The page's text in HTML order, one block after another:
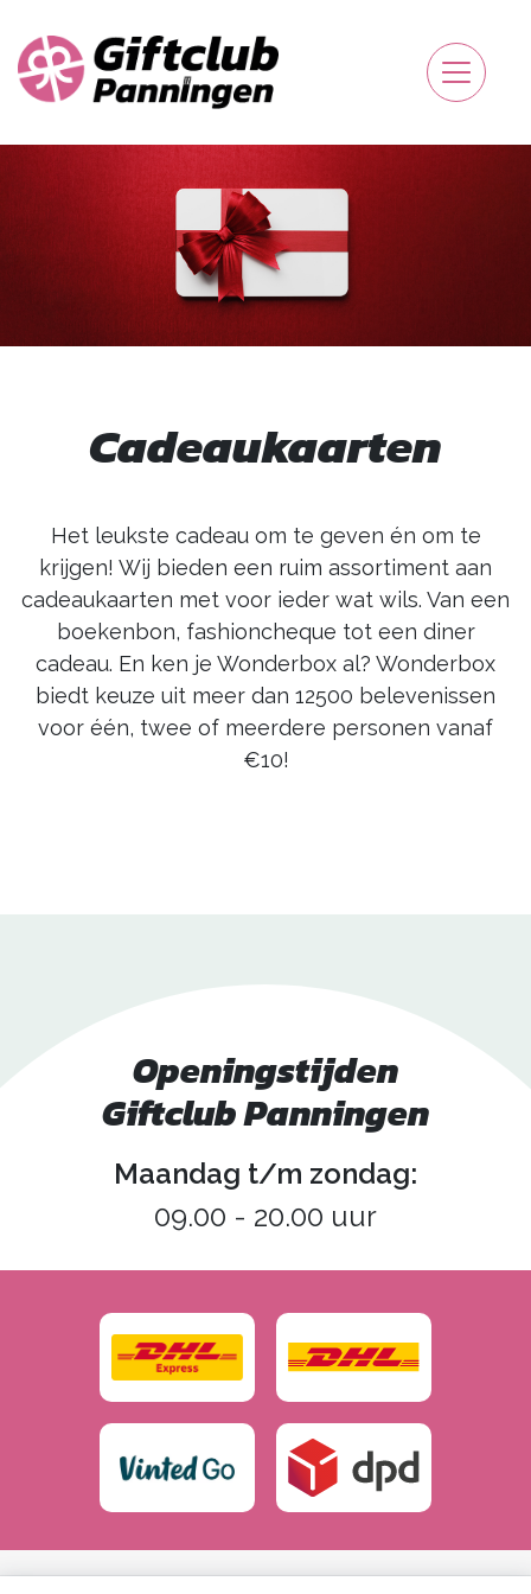
Cadeaukaarten
Het leukste cadeau om te geven én om te
krijgen! Wij bieden een ruim assortiment aan
cadeaukaarten met voor ieder wat wils. Van een
boekenbon, fashioncheque tot een diner
cadeau. En ken je Wonderbox al? Wonderbox
biedt keuze uit meer dan 12500 belevenissen
voor één, twee of meerdere personen vanaf
€10!
Openingstijden
Giftclub Panningen
Maandag t/m zondag:
09.00 - 20.00 uur